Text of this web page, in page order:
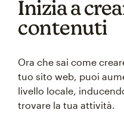
Inizia a
contenuti
Ora che sai come
tuo sito web, puoi
livello locale,
trovare la tua attività.